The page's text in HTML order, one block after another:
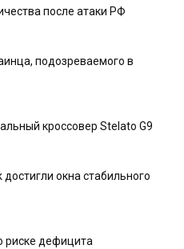
после атаки РФ
подозреваемого в
кроссовер Stelato G9
окна стабильного
риске дефицита